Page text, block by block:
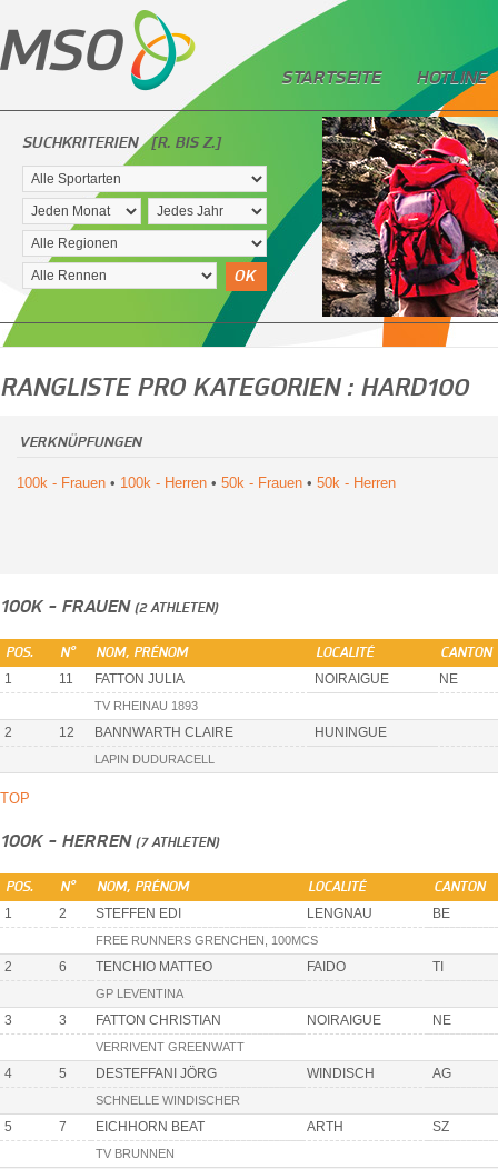
STARTSEITE HOTLINE
SUCHKRITERIEN [R. BIS Z.]
OK
RANGLISTE PRO KATEGORIEN : HARD100
VERKNÜPFUNGEN
100k - Frauen • 100k - Herren • 50k - Frauen • 50k - Herren
100K - FRAUEN (2 ATHLETEN)
POS. N° NOM, PRÉNOM LOCALITÉ CANTON
1 11 FATTON JULIA NOIRAIGUE NE
TV RHEINAU 1893
2 12 BANNWARTH CLAIRE HUNINGUE
LAPIN DUDURACELL
TOP
100K - HERREN (7 ATHLETEN)
POS. N° NOM, PRÉNOM LOCALITÉ CANTON
1 2 STEFFEN EDI LENGNAU BE
FREE RUNNERS GRENCHEN, 100MCS
2 6 TENCHIO MATTEO FAIDO TI
GP LEVENTINA
3 3 FATTON CHRISTIAN NOIRAIGUE NE
VERRIVENT GREENWATT
4 5 DESTEFFANI JÖRG WINDISCH AG
SCHNELLE WINDISCHER
5 7 EICHHORN BEAT ARTH SZ
TV BRUNNEN